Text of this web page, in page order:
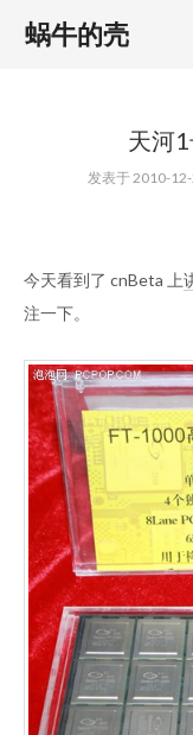
蜗牛的壳
天河
发表于2010-
今天看到了 cnBeta 上
注一下。